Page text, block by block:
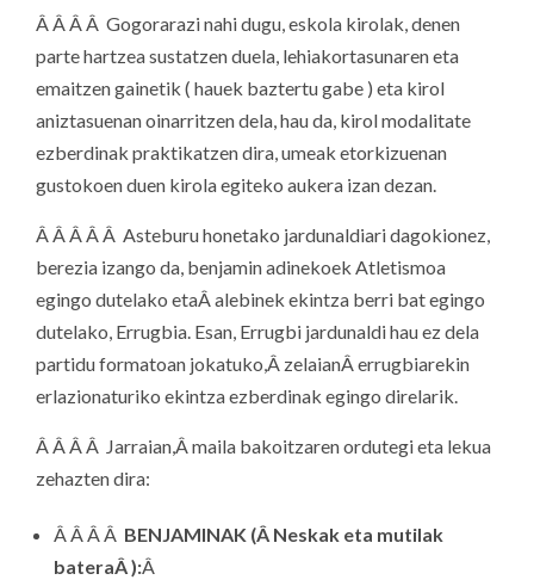
Â Â Â Â Gogorarazi nahi dugu, eskola kirolak, denen
parte hartzea sustatzen duela, lehiakortasunaren eta
emaitzen gainetik ( hauek baztertu gabe ) eta kirol
aniztasuenan oinarritzen dela, hau da, kirol modalitate
ezberdinak praktikatzen dira, umeak etorkizuenan
gustokoen duen kirola egiteko aukera izan dezan.
Â Â Â Â Â Asteburu honetako jardunaldiari dagokionez,
berezia izango da, benjamin adinekoek Atletismoa
egingo dutelako etaÂ alebinek ekintza berri bat egingo
dutelako, Errugbia. Esan, Errugbi jardunaldi hau ez dela
partidu formatoan jokatuko,Â zelaianÂ errugbiarekin
erlazionaturiko ekintza ezberdinak egingo direlarik.
Â Â Â Â Jarraian,Â maila bakoitzaren ordutegi eta lekua
zehazten dira:
Â Â Â Â BENJAMINAK (Â Neskak eta mutilak
bateraÂ ):Â